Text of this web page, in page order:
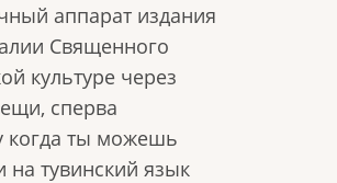
аппарат издания
Священного
культуре через
сперва
когда ты можешь
на тувинский язык